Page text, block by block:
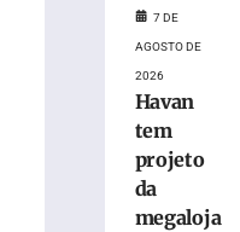
7 DE
AGOSTO DE
2026
Havan
tem
projeto
da
megaloja